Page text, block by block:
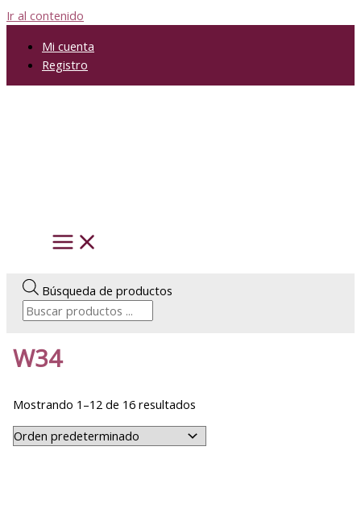
Ir al contenido
Mi cuenta
Registro
Búsqueda de productos
W34
Mostrando 1–12 de 16 resultados